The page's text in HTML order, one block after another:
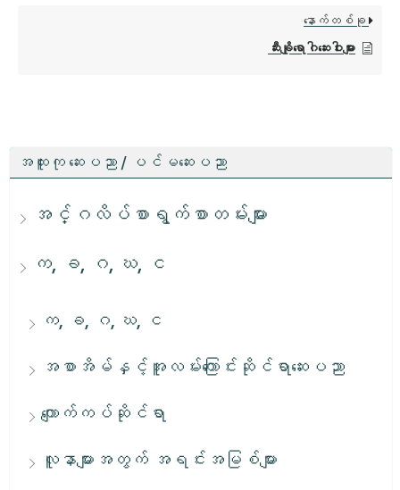
အထူးကု ဆေးပညာ / ပင်မဆေးပညာ
အင်္ဂလိပ်စာရွက်စာတမ်းများ
က, ခ, ဂ, ဃ, င
က, ခ, ဂ, ဃ, င
အစာအိမ်နှင့်အူလမ်းကြောင်းဆိုင်ရာဆေးပညာ
ကျောက်ကပ်ဆိုင်ရာ
လူနာများအတွက် အရင်းအမြစ်များ
နောက်တစ်ခု
ဆီးချိုရောဂါဆေးဝါးများ